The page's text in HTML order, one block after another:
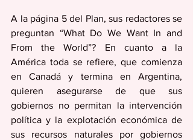
A la página 5 del Plan, sus redactores se
preguntan “What Do We Want In and
From the World”? En cuanto a la
América toda se refiere, que comienza
en Canadá y termina en Argentina,
quieren asegurarse de que sus
gobiernos no permitan la intervención
política y la explotación económica de
sus recursos naturales por gobiernos